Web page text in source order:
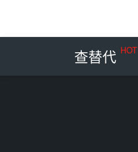
查替代 HOT